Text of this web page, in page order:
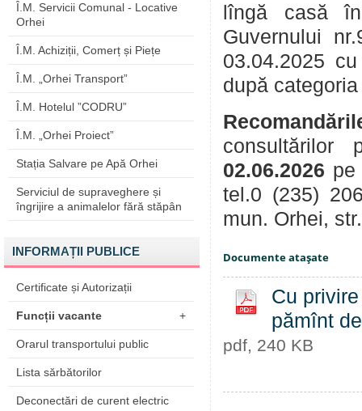
Î.M. Servicii Comunal - Locative
Orhei
Î.M. Achiziții, Comerț și Piețe
Î.M. „Orhei Transport”
Î.M. Hotelul ”CODRU”
Î.M. „Orhei Proiect”
Stația Salvare pe Apă Orhei
Serviciul de supraveghere și
îngrijire a animalelor fără stăpân
INFORMAȚII PUBLICE
Certificate și Autorizații
Funcții vacante +
Orarul transportului public
Lista sărbătorilor
Deconectări de curent electric
lîngă casă
Guvernului
03.04.2025
după
02.06.2026
tel.0 (235)
mun. Orhei,
Documente ataşate
Cu
pămînt
pdf, 240 KB